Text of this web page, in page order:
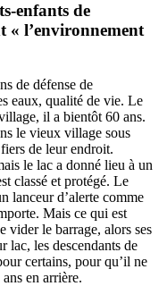
enfants de
« l’environnement
de défense de
eaux, qualité de vie. Le
il a bientôt 60 ans.
le vieux village sous
de leur endroit.
le lac a donné lieu à un
classé et protégé. Le
lanceur d’alerte comme
Mais ce qui est
vider le barrage, alors ses
lac, les descendants de
certains, pour qu’il ne
en arrière.